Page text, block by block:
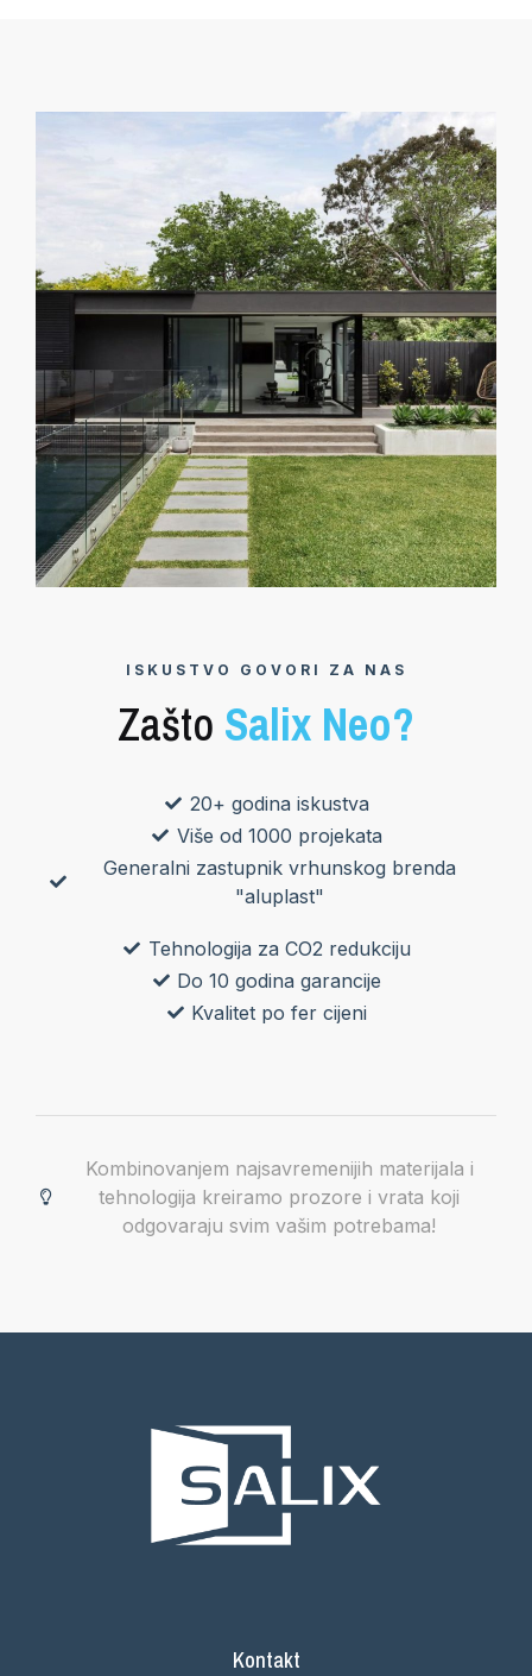
ISKUSTVO GOVORI ZA NAS
Zašto Salix Neo?
20+ godina iskustva
Više od 1000 projekata
Generalni zastupnik vrhunskog brenda
"aluplast"
Tehnologija za CO2 redukciju
Do 10 godina garancije
Kvalitet po fer cijeni
Kombinovanjem najsavremenijih materijala i
tehnologija kreiramo prozore i vrata koji
odgovaraju svim vašim potrebama!
Kontakt